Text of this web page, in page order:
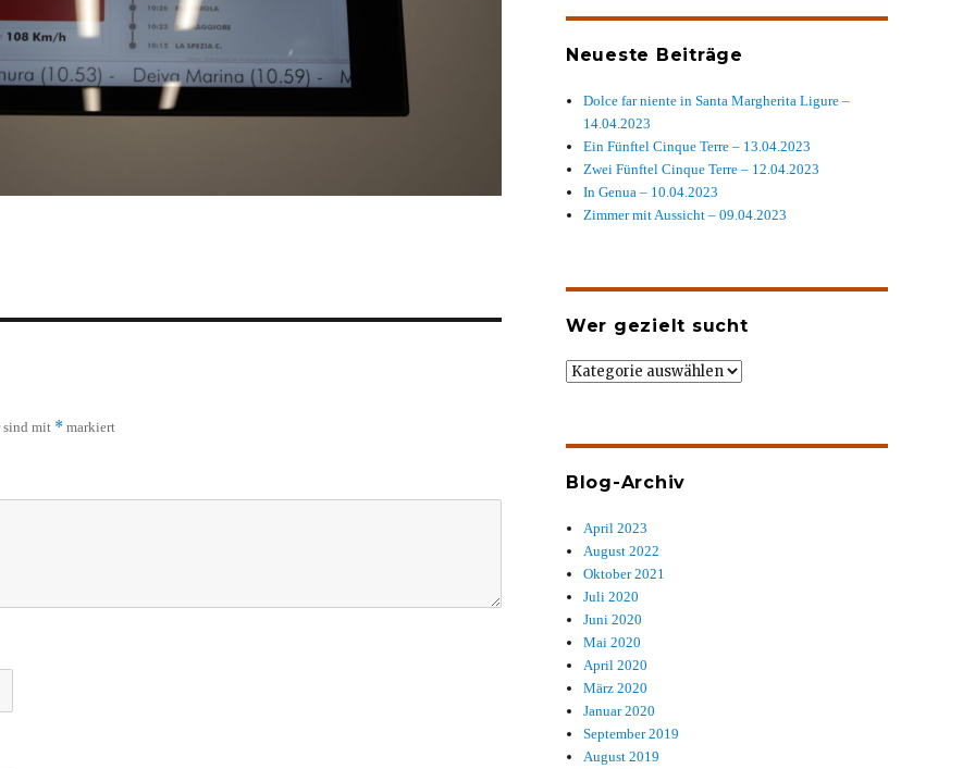
sind mit * markiert
Neueste Beiträge
Dolce far niente in Santa Margherita Ligure –
14.04.2023
Ein Fünftel Cinque Terre – 13.04.2023
Zwei Fünftel Cinque Terre – 12.04.2023
In Genua – 10.04.2023
Zimmer mit Aussicht – 09.04.2023
Wer gezielt sucht
Wer
Blog-Archiv
April 2023
August 2022
Oktober 2021
Juli 2020
Juni 2020
Mai 2020
April 2020
März 2020
Januar 2020
September 2019
August 2019